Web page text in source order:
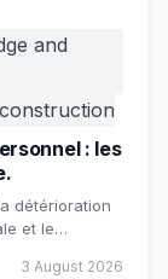
and
: les
détérioration
et le…
3 August 2026